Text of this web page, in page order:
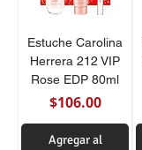
Estuche Carolina
Herrera 212 VIP
Rose EDP 80ml
Precio
$106.00
Agregar al